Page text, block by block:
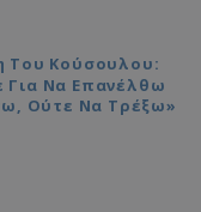
Του Κούσουλου:
Για Να Επανέλθω
Ούτε Να Τρέξω»